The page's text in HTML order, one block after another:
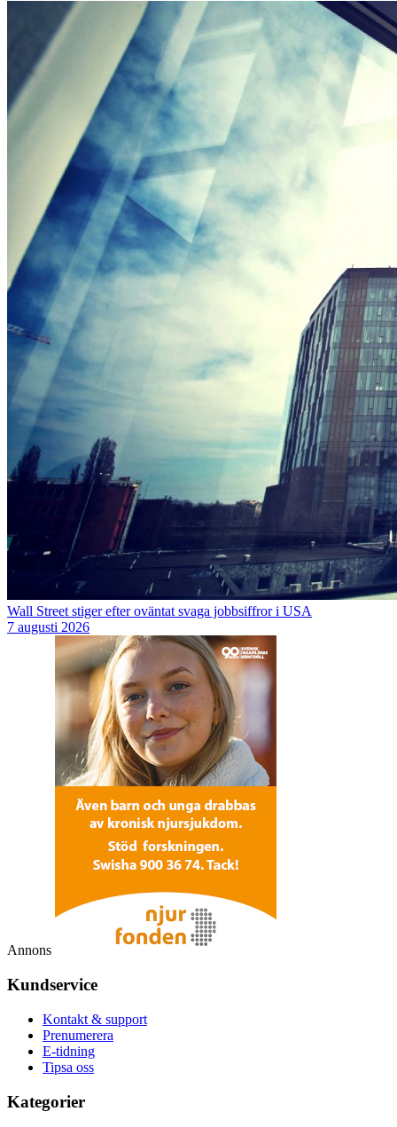
Wall Street stiger efter oväntat svaga jobbsiffror i USA
7 augusti 2026
Annons
Kundservice
Kontakt & support
Prenumerera
E-tidning
Tipsa oss
Kategorier